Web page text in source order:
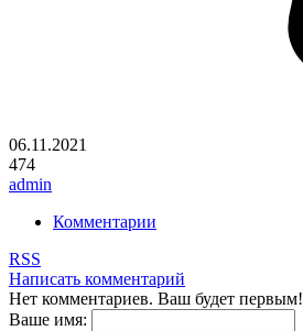
06.11.2021
474
admin
Комментарии
RSS
Написать комментарий
Нет комментариев. Ваш будет первым!
Ваше имя: